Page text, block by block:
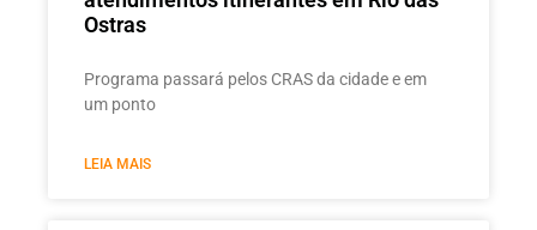
Ostras
Programa passará pelos CRAS da cidade e em
um ponto
LEIA MAIS